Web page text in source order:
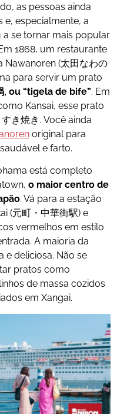
as pessoas ainda
e, especialmente, a
se tornar mais popular
1868, um restaurante
Nawanoren (太田なわの
para servir um prato
, ou “tigela de bife”. Em
Kansai, esse prato
き焼き. Você ainda
original para
e farto.
está completo
o maior centro de
. Vá para a estação
(元町・中華街駅) e
vermelhos em estilo
A maioria da
e deliciosa. Não se
pratos como
de massa cozidos
em Xangai.